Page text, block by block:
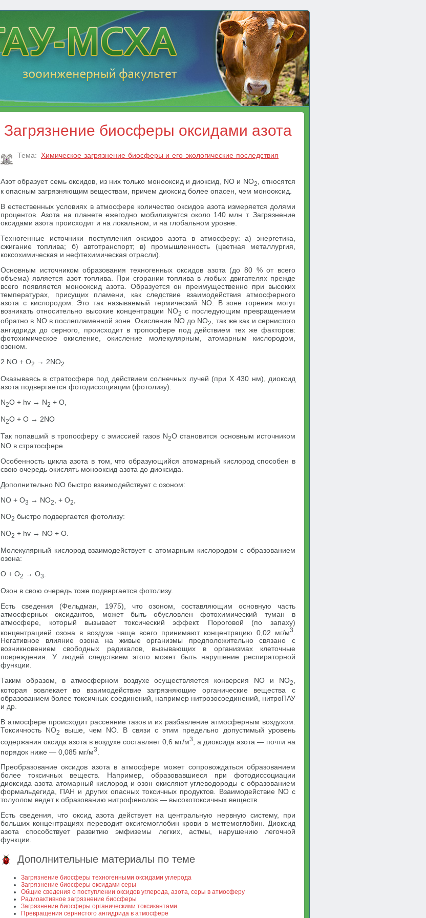
Загрязнение биосферы оксидами азота
Тема: Химическое загрязнение биосферы и его экологические последствия
Азот образует семь оксидов, из них только монооксид и диоксид, NO и NO2
, относятся
к опасным загрязняющим веществам, причем диоксид более опасен, чем монооксид.
В естественных условиях в атмосфере количество оксидов азота измеряется долями
процентов. Азота на планете ежегодно мобилизуется около 140 млн т. Загрязнение
оксидами азота происходит и на локальном, и на глобальном уровне.
Техногенные источники поступления оксидов азота в атмосферу: а) энергетика,
сжигание топлива; б) автотранспорт; в) промышленность (цветная металлургия,
коксохимическая и нефтехимическая отрасли).
Основным источником образования техногенных оксидов азота (до 80 % от всего
объема) является азот топлива. При сгорании топлива в любых двигателях прежде
всего появляется монооксид азота. Образуется он преимущественно при высоких
температурах, присущих пламени, как следствие взаимодействия атмосферного
азота с кислородом. Это так называемый термический NO. В зоне горения могут
возникать относительно высокие концентрации NO2 с последующим превращением
обратно в NO в послепламенной зоне. Окисление NO до NO2
, так же как и сернистого
ангидрида до серного, происходит в тропосфере под действием тех же факторов:
фотохимическое окисление, окисление молекулярным, атомарным кислородом,
озоном.
2 NO + O2 → 2NO2
Оказываясь в стратосфере под действием солнечных лучей (при X 430 нм), диоксид
азота подвергается фотодиссоциации (фотолизу):
N2O + hv → N2 + O,
N2O + O → 2NO
Так попавший в тропосферу с эмиссией газов N2O становится основным источником
NO в стратосфере.
Особенность цикла азота в том, что образующийся атомарный кислород способен в
свою очередь окислять монооксид азота до диоксида.
Дополнительно NO быстро взаимодействует с озоном:
NO + O3 → NO2 , + O2
NO2 быстро подвергается фотолизу:
NO2 + hv → NO + О.
Молекулярный кислород взаимодействует с атомарным кислородом с образованием
озона:
О + O2 → O3
Озон в свою очередь тоже подвергается фотолизу.
Есть сведения (Фельдман, 1975), что озоном, составляющим основную часть
атмосферных оксидантов, может быть обусловлен фотохимический туман в
атмосфере, который вызывает токсический эффект. Пороговой (по запаху)
концентрацией озона в воздухе чаще всего принимают концентрацию 0,02 мг/м3
Негативное влияние озона на живые организмы предположительно связано с
возникновением свободных радикалов, вызывающих в организмах клеточные
повреждения. У людей следствием этого может быть нарушение респираторной
функции.
Таким образом, в атмосферном воздухе осуществляется конверсия NO и NO2,
которая вовлекает во взаимодействие загрязняющие органические вещества с
образованием более токсичных соединений, например нитрозосоединений, нитроПАУ
и др.
В атмосфере происходит рассеяние газов и их разбавление атмосферным воздухом.
Токсичность NO2
выше, чем NO. В связи с этим предельно допустимый уровень
содержания оксида азота в воздухе составляет 0,6 мг/м3
, а диоксида азота — почти на
порядок ниже — 0,085 мг/м3
Преобразование оксидов азота в атмосфере может сопровождаться образованием
более токсичных веществ. Например, образовавшиеся при фотодиссоциации
диоксида азота атомарный кислород и озон окисляют углеводороды с образованием
формальдегида, ПАН и других опасных токсичных продуктов. Взаимодействие NO с
толуолом ведет к образованию нитрофенолов — высокотоксичных веществ.
Есть сведения, что оксид азота действует на центральную нервную систему, при
больших концентрациях переводит оксигемоглобин крови в метгемоглобин. Диоксид
азота способствует развитию эмфиземы легких, астмы, нарушению легочной
функции.
Дополнительные материалы по теме
Загрязнение биосферы техногенными оксидами углерода
Загрязнение биосферы оксидами серы
Общие сведения о поступлении оксидов углерода, азота, серы в атмосферу
Радиоактивное загрязнение биосферы
Загрязнение биосферы органическими токсикантами
Превращения сернистого ангидрида в атмосфере